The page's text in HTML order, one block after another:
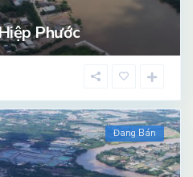
Phước
Đang Bán